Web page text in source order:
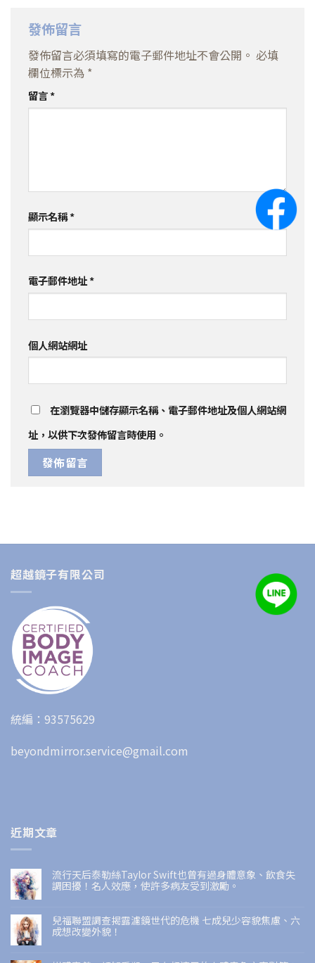
發佈留言
發佈留言必須填寫的電子郵件地址不會公開。 必填
欄位標示為 *
留言*
顯示名稱*
電子郵件地址*
個人網站網址
在瀏覽器中儲存顯示名稱、電子郵件地址及個人網站網
址，以供下次發佈留言時使用。
超越鏡子有限公司
統編：93575629
beyondmirror.service@gmail.com
近期文章
流行天后泰勒絲Taylor Swift也曾有過身體意象、飲食失
調困擾！名人效應，使許多病友受到激勵。
兒福聯盟調查揭露濾鏡世代的危機 七成兒少容貌焦慮、六
成想改變外貌！